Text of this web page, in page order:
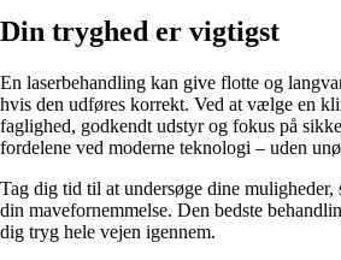
Din tryghed er vigtigst
En laserbehandling kan give flotte og
hvis den udføres korrekt. Ved at vælge en
faglighed, godkendt udstyr og fokus på
fordelene ved moderne teknologi – uden
Tag dig tid til at undersøge dine
din mavefornemmelse. Den bedste
dig tryg hele vejen igennem.